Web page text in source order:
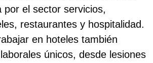
por el sector servicios,
restaurantes y hospitalidad.
en hoteles también
únicos, desde lesiones